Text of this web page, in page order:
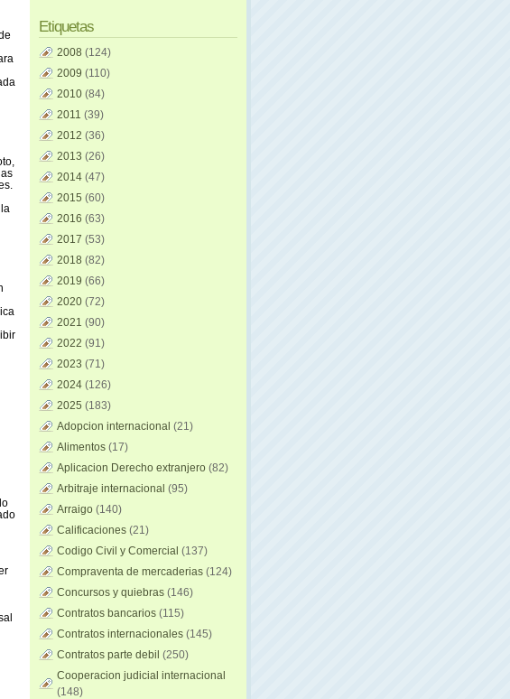
Etiquetas
2008 (124)
2009 (110)
2010 (84)
2011 (39)
2012 (36)
2013 (26)
2014 (47)
2015 (60)
2016 (63)
2017 (53)
2018 (82)
2019 (66)
2020 (72)
2021 (90)
2022 (91)
2023 (71)
2024 (126)
2025 (183)
Adopcion internacional (21)
Alimentos (17)
Aplicacion Derecho extranjero (82)
Arbitraje internacional (95)
Arraigo (140)
Calificaciones (21)
Codigo Civil y Comercial (137)
Compraventa de mercaderias (124)
Concursos y quiebras (146)
Contratos bancarios (115)
Contratos internacionales (145)
Contratos parte debil (250)
Cooperacion judicial internacional
(148)